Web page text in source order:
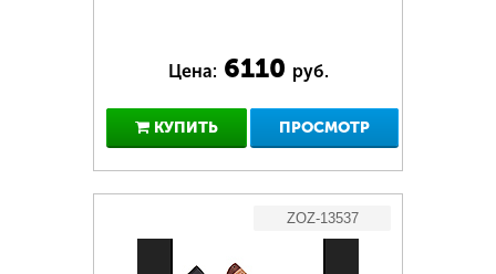
Цена: 6110 руб.
КУПИТЬ ПРОСМОТР
ZOZ-13537